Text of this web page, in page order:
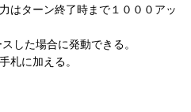
はターン終了時まで１０００アッ
した場合に発動できる。
札に加える。